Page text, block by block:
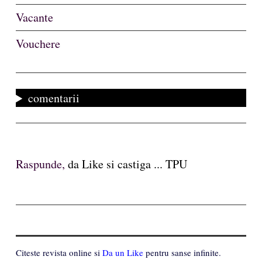
Vacante
Vouchere
comentarii
Raspunde, da Like si castiga ... TPU
Citeste revista online si Da un Like pentru sanse infinite.